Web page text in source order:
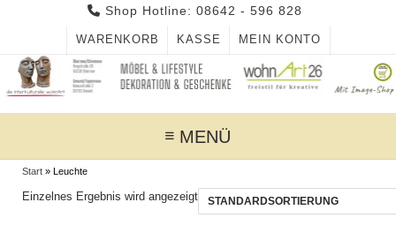
Shop Hotline: 08642 - 596 828
WARENKORB KASSE MEIN KONTO
MENÜ
Start » Leuchte
Einzelnes Ergebnis wird angezeigt